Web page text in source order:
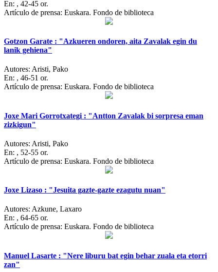
En: , 42-45 or.
Artículo de prensa: Euskara. Fondo de biblioteca
Gotzon Garate : "Azkueren ondoren, aita Zavalak egin du
lanik gehiena"
Autores: Aristi, Pako
En: , 46-51 or.
Artículo de prensa: Euskara. Fondo de biblioteca
Joxe Mari Gorrotxategi : "Antton Zavalak bi sorpresa eman
zizkigun"
Autores: Aristi, Pako
En: , 52-55 or.
Artículo de prensa: Euskara. Fondo de biblioteca
Joxe Lizaso : "Jesuita gazte-gazte ezagutu nuan"
Autores: Azkune, Laxaro
En: , 64-65 or.
Artículo de prensa: Euskara. Fondo de biblioteca
Manuel Lasarte : "Nere liburu bat egin behar zuala eta etorri
zan"